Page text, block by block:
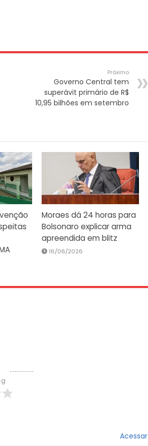
Próximo
Governo Central tem
superávit primário de R$
10,95 bilhões em setembro
Moraes dá 24 horas para
Bolsonaro explicar arma
apreendida em blitz
16/06/2026
Acessar